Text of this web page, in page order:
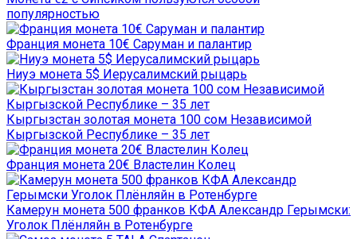
популярностью
Франция монета 10€ Саруман и палантир
Ниуэ монета 5$ Иерусалимский рыцарь
Кыргызстан золотая монета 100 сом Независимой
Кыргызской Республике – 35 лет
Франция монета 20€ Властелин Колец
Камерун монета 500 франков КФА Александр Герымски:
Уголок Плёнляйн в Ротенбурге